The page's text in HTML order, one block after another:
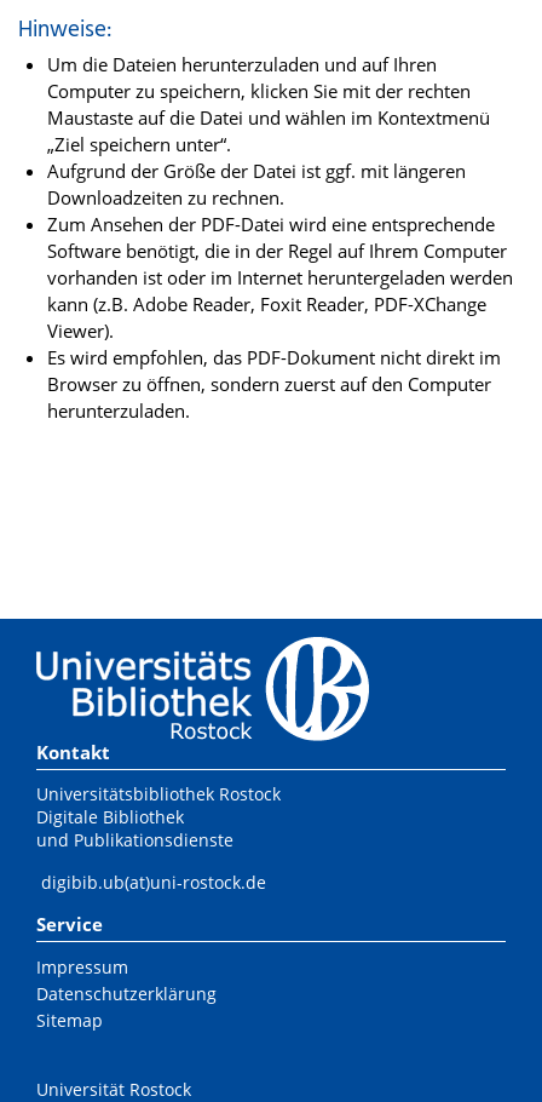
Hinweise:
Um die Dateien herunterzuladen und auf Ihren
Computer zu speichern, klicken Sie mit der rechten
Maustaste auf die Datei und wählen im Kontextmenü
„Ziel speichern unter“.
Aufgrund der Größe der Datei ist ggf. mit längeren
Downloadzeiten zu rechnen.
Zum Ansehen der PDF-Datei wird eine entsprechende
Software benötigt, die in der Regel auf Ihrem Computer
vorhanden ist oder im Internet heruntergeladen werden
kann (z.B. Adobe Reader, Foxit Reader, PDF-XChange
Viewer).
Es wird empfohlen, das PDF-Dokument nicht direkt im
Browser zu öffnen, sondern zuerst auf den Computer
herunterzuladen.
Kontakt
Universitätsbibliothek Rostock
Digitale Bibliothek
und Publikationsdienste
digibib.ub(at)uni-rostock.de
Service
Impressum
Datenschutzerklärung
Sitemap
Universität Rostock